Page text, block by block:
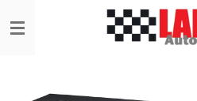
direct